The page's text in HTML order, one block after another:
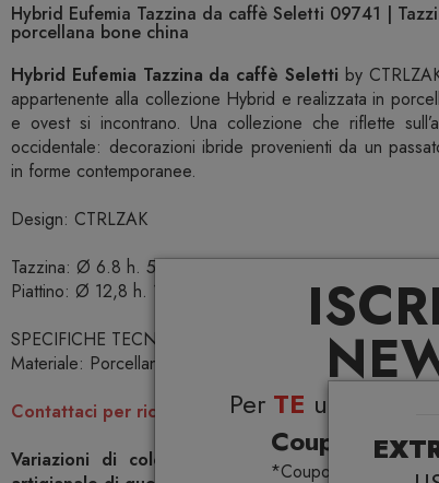
Per TE uno
Coupon
*Coupon non
Hybrid Eufemia Tazzina da caffè Seletti 09741 |
porcellana bone china
Hybrid Eufemia Tazzina da caffè Seletti by
appartenente alla collezione Hybrid e realizzata in
e ovest si incontrano. Una collezione che riflette
occidentale: decorazioni ibride provenienti da un
in forme contemporanee.
Design: CTRLZAK
Tazzina: Ø 6.8 h. 5.5 cm
Piattino: Ø 12,8 h. 1,9 cm
SPECIFICHE TECNICHE
Materiale: Porcellana Bone China
Contattaci per richiedere informazioni su
Variazioni di colore e piccole imperfezioni